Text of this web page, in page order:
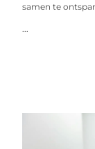
samen te
...